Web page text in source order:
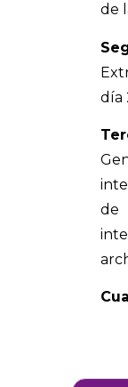
de
día
de